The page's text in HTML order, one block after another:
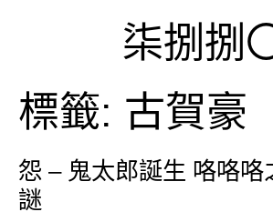
柒捌捌
標籤: 古賀豪
怨 – 鬼太郎誕生 咯咯咯
謎